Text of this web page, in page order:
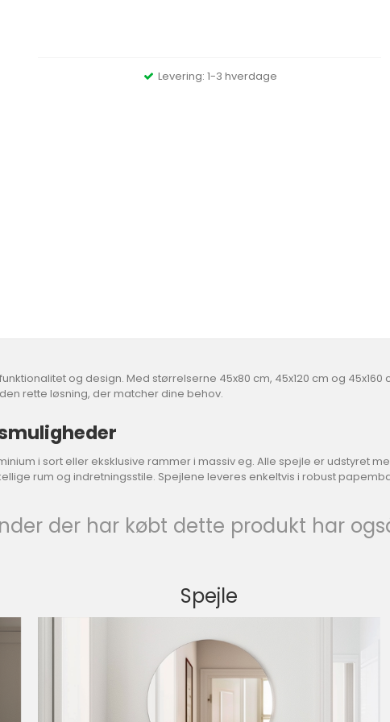
Levering: 1-3 hverdage
og design. Med størrelserne 45x80 cm, 45x120 cm og
rette løsning, der matcher dine behov.
i sort eller eksklusive rammer i massiv eg. Alle spejle er
rum og indretningsstile. Spejlene leveres enkeltvis i robust
der har købt dette produkt har
Spejle